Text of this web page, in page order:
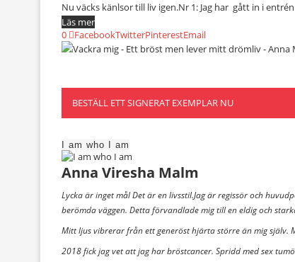
Nu väcks känlsor till liv igen.Nr 1: Jag har gått in i
Läs mer
0
FacebookTwitterPinterestEmail
BESTÄLL ETT SIGNERAT EXEMPLAR NU
I am who I am
Anna Viresha Malm
Lycka är inget mål Det är en livsstil.Jag är regissör och
berömda väggen. Detta förvandlade mig till en eldig och
Mitt ljus vibrerar från ett generöst hjärta större än mig själv.
2018 fick jag vet att jag har bröstcancer. Spridd med sex